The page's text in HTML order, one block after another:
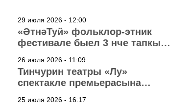
29 июля 2026 - 12:00
«ӘтнәТуй» фольклор-этник
фестивале быел 3 нче тапкыр
26 июля 2026 - 11:09
Тинчурин театры «Лу»
спектакле премьерасына
25 июля 2026 - 16:17